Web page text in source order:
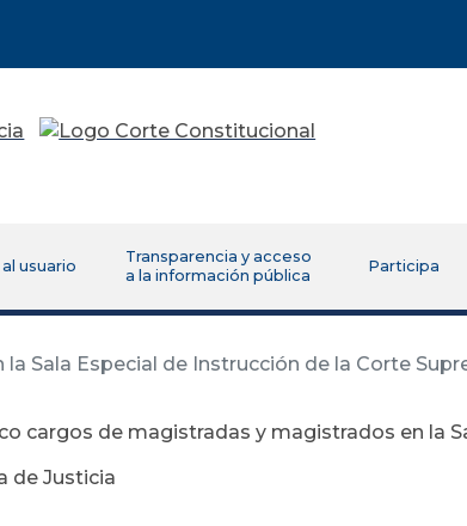
usuario
Transparencia y acceso
a la información pública
Participa
Sala Especial de Instrucción de la Corte
cargos de magistradas y magistrados en la
de Justicia